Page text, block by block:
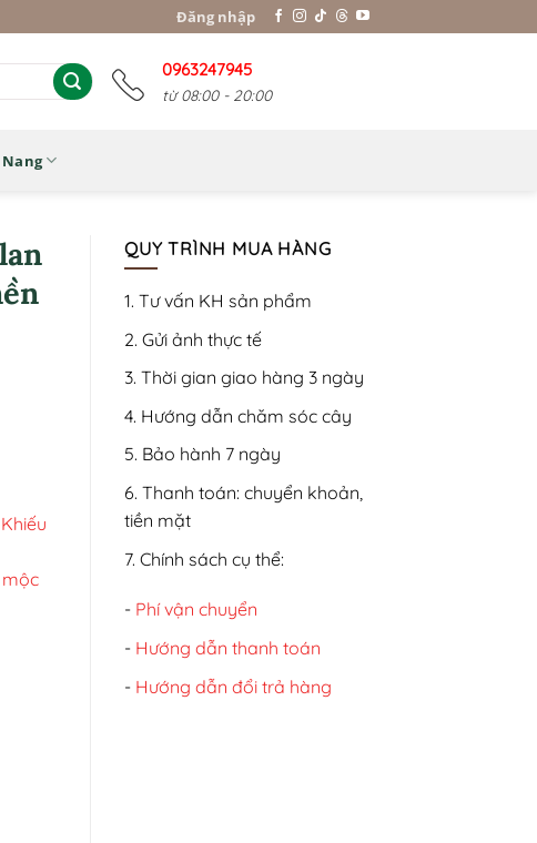
Đăng nhập
0963247945
từ 08:00 - 20:00
Nang
Khiếu
mộc
QUY TRÌNH MUA HÀNG
1. Tư vấn KH sản phẩm
2. Gửi ảnh thực tế
3. Thời gian giao hàng 3 ngày
4. Hướng dẫn chăm sóc cây
5. Bảo hành 7 ngày
6. Thanh toán: chuyển khoản,
tiền mặt
7. Chính sách cụ thể:
- Phí vận chuyển
- Hướng dẫn thanh toán
- Hướng dẫn đổi trả hàng